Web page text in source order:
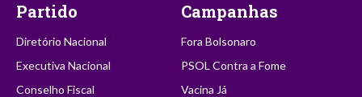
Partido
Diretório Nacional
Executiva Nacional
Conselho Fiscal
Campanhas
Fora Bolsonaro
PSOL Contra a Fome
Vacina Já